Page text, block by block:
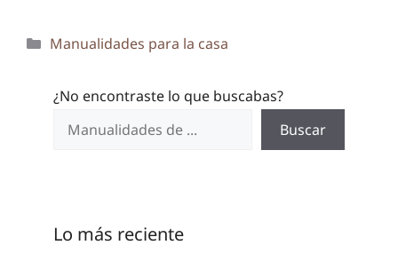
Categorías
Manualidades para la casa
¿No encontraste lo que buscabas?
Buscar
Lo más reciente